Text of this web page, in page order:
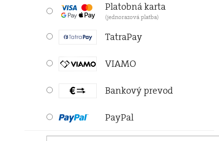
Platobná karta
(jednorazová platba)
TatraPay
VIAMO
Bankový prevod
PayPal